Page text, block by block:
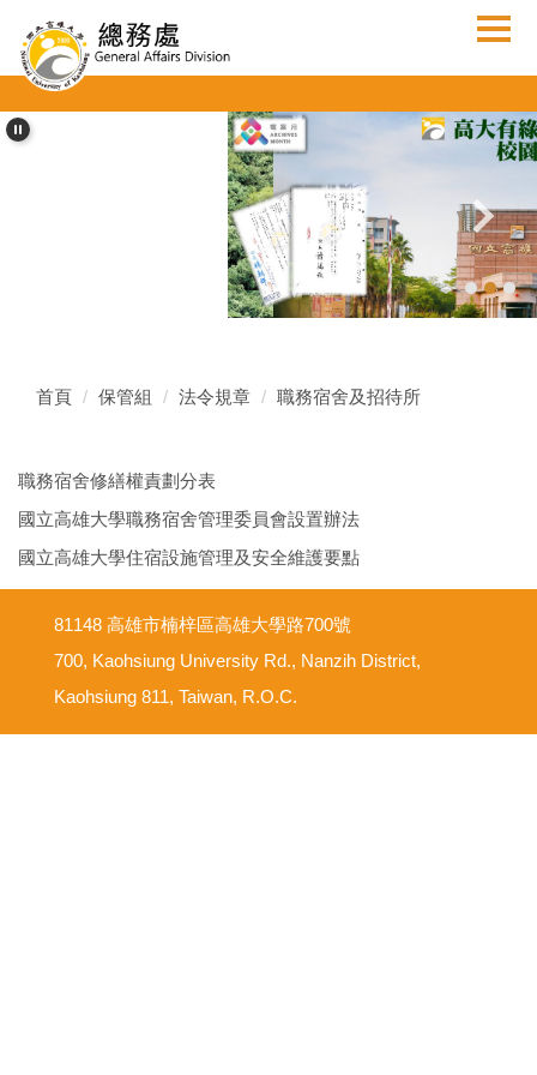
到
主
內
容
首頁 保管組 法令規章 職務宿舍及招待所
職務宿舍修繕權責劃分表
國立高雄大學職務宿舍管理委員會設置辦法
國立高雄大學住宿設施管理及安全維護要點
81148 高雄市楠梓區高雄大學路700號
700, Kaohsiung University Rd., Nanzih District,
Kaohsiung 811, Taiwan, R.O.C.